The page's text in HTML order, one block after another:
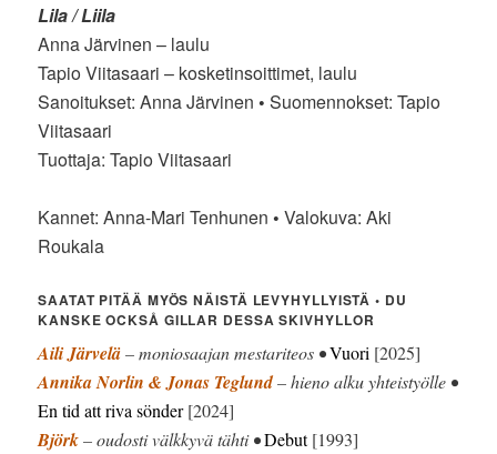
Lila / Liila
Anna Järvinen – laulu
Tapio Viitasaari – kosketinsoittimet, laulu
Sanoitukset: Anna Järvinen • Suomennokset: Tapio
Viitasaari
Tuottaja: Tapio Viitasaari
Kannet: Anna-Mari Tenhunen • Valokuva: Aki
Roukala
SAATAT PITÄÄ MYÖS NÄISTÄ LEVYHYLLYISTÄ • DU
KANSKE OCKSÅ GILLAR DESSA SKIVHYLLOR
Aili Järvelä– moniosaajan mestariteos •Vuori [2025]
Annika Norlin & Jonas Teglund– hieno alku yhteistyölle •
En tid att riva sönder[2024]
Björk– oudosti välkkyvä tähti •Debut[1993]